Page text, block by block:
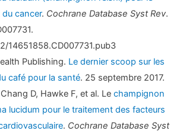
cancer. Cochrane Database Syst Rev.
14651858.CD007731.pub3
Publishing. Le dernier scoop sur les
café pour la santé. 25 septembre 2017.
D, Hawke F, et al. Lechampignon
lucidum pour le traitement des facteurs
. Cochrane Database Syst